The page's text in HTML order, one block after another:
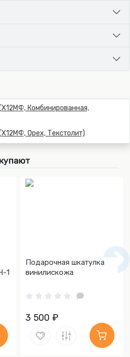
1
Подарочная шкатулка
винилискожа
3 500 ₽